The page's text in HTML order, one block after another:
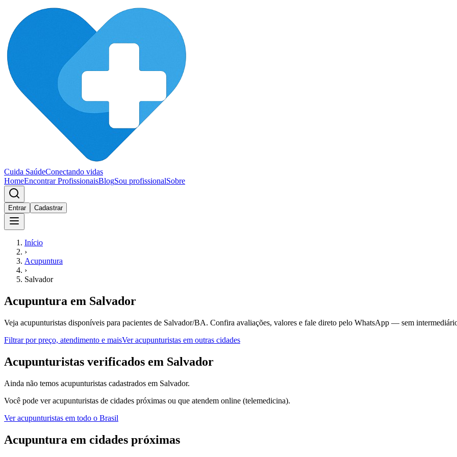
Cuida SaúdeConectando vidas
HomeEncontrar ProfissionaisBlogSou profissionalSobre
Entrar Cadastrar
Início
›
Acupuntura
›
Salvador
Acupuntura em Salvador
Veja acupunturistas disponíveis para pacientes de Salvador/BA. Confira avaliações, valores e fale direto pelo WhatsApp — sem
Filtrar por preço, atendimento e maisVeracupunturistas em outras cidades
Acupunturistas verificados em Salvador
Ainda não temos acupunturistas cadastrados em Salvador.
Você pode veracupunturistas de cidades próximas ou que atendem online (telemedicina).
Veracupunturistas em todo o Brasil
Acupuntura em cidades próximas